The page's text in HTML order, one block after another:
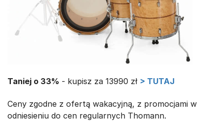
Taniej o 33% - kupisz za 13990 zł > TUTAJ
Ceny zgodne z ofertą wakacyjną, z promocjami w
odniesieniu do cen regularnych Thomann.